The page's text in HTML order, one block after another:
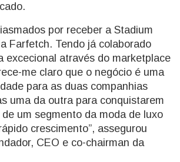
por receber a Stadium
Farfetch. Tendo já colaborado
excecional através do marketplace
me claro que o negócio é uma
para as duas companhias
uma da outra para conquistarem
um segmento da moda de luxo
crescimento”, assegurou
CEO e co-chairman da